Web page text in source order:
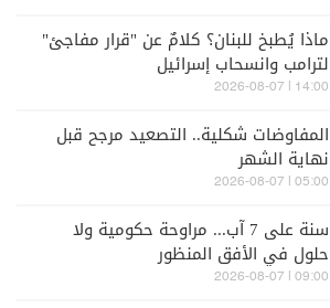
ماذا يُطبخ للبنان؟ كلامٌ عن "قرار مفاجئ"
لترامب وانسحاب إسرائيل
14:00 | 2026-08-07
المفاوضات شكلية.. التصعيد مرجح قبل
نهاية الشهر
05:00 | 2026-08-07
سنة على 7 آب... مراوحة حكومية ولا
حلول في الأفق المنظور
09:00 | 2026-08-07